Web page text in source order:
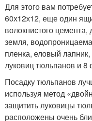
Для этого вам
60х12х12, еще один
волокнистого
земля,
пленка, еловый
луковиц тюльпанов и 8
Посадку тюльпанов
используя метод
защитить луковицы
расположены очень